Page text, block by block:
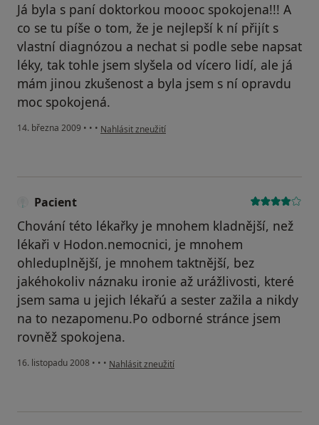
Já byla s paní doktorkou moooc spokojena!!! A
co se tu píše o tom, že je nejlepší k ní přijít s
vlastní diagnózou a nechat si podle sebe napsat
léky, tak tohle jsem slyšela od vícero lidí, ale já
mám jinou zkušenost a byla jsem s ní opravdu
moc spokojená.
14. března 2009 • • • podle názoru uživatele Zavadilová
Nahlásit zneužití
Pacient
Chování této lékařky je mnohem kladnější, než
lékaři v Hodon.nemocnici, je mnohem
ohleduplnější, je mnohem taktnější, bez
jakéhokoliv náznaku ironie až urážlivosti, které
jsem sama u jejich lékařú a sester zažila a nikdy
na to nezapomenu.Po odborné stránce jsem
rovněž spokojena.
16. listopadu 2008 • • • podle názoru uživatele Pacient
Nahlásit zneužití